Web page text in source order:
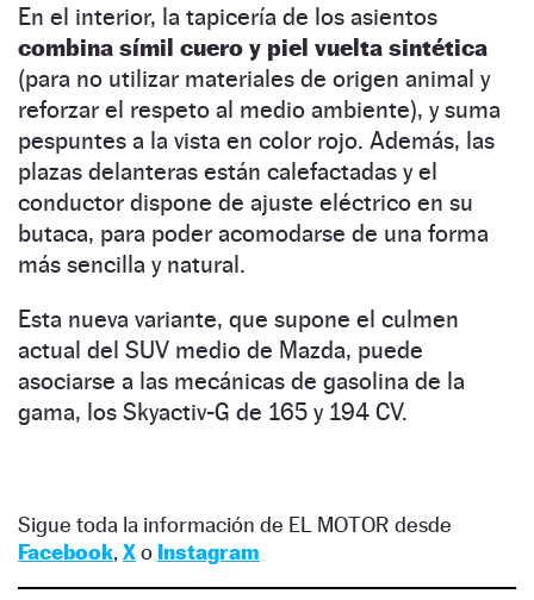
En el interior, la tapicería de los asientos
combina símil cuero y piel vuelta sintética
(para no utilizar materiales de origen animal y
reforzar el respeto al medio ambiente), y suma
pespuntes a la vista en color rojo. Además, las
plazas delanteras están calefactadas y el
conductor dispone de ajuste eléctrico en su
butaca, para poder acomodarse de una forma
más sencilla y natural.
Esta nueva variante, que supone el culmen
actual del SUV medio de Mazda, puede
asociarse a las mecánicas de gasolina de la
gama, los Skyactiv-G de 165 y 194 CV.
Sigue toda la información de EL MOTOR desde
Facebook, Xo Instagram